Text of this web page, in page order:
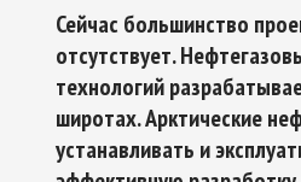
Сейчас большинство
отсутствует.
технологий
широтах. Арктические
устанавливать и